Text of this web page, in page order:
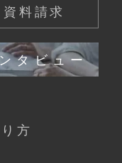
資料請求
タビュー
方